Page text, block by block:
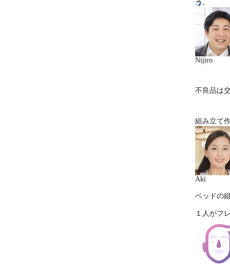
う。
Nijiro
不良品は
組み立て
Aki
ベッドの
１人がフ